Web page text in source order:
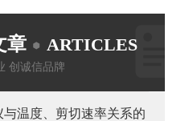
章 ARTICLES
创诚信品牌
与温度、剪切速率关系的